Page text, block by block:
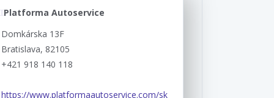
Platforma Autoservice
Domkárska 13F
Bratislava, 82105
+421 918 140 118
https://www.platformaautoservice.com/sk